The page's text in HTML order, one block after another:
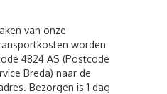
van onze
worden
4824 AS (Postcode
Breda) naar de
Bezorgen is 1 dag